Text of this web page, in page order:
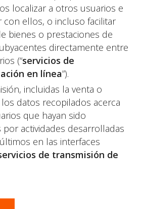
localizar a otros usuarios e
con ellos, o incluso facilitar
bienes o prestaciones de
directamente entre
(“servicios de
en línea”).
incluidas la venta o
datos recopilados acerca
que hayan sido
por actividades desarrolladas
en las interfaces
de transmisión de